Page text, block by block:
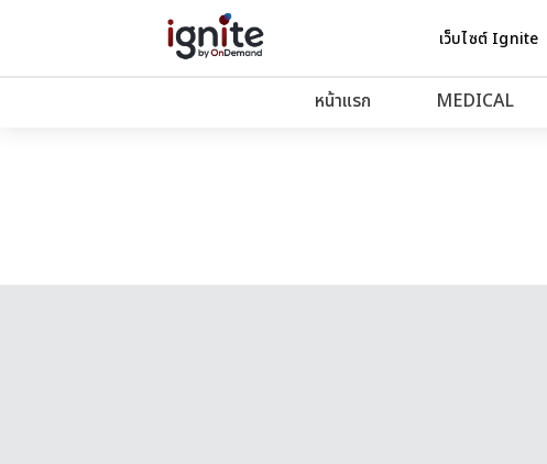
เว็บไซต์ Ignite
หน้าแรก MEDICAL